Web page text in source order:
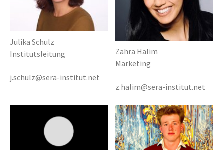
Julika Schulz
Institutsleitung
j.schulz@sera-institut.net
Zahra Halim
Marketing
z.halim@sera-institut.net